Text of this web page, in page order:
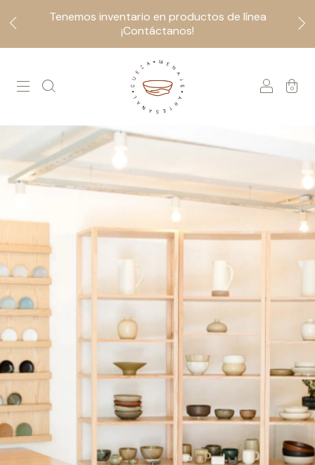
Tenemos inventario en productos de línea
¡Contáctanos!
0